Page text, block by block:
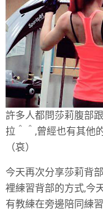
許多人都問莎莉腹部
拉＾＾,曾經也有其他
（哀）
今天再次分享莎莉背
裡練習背部的方式,今
有教練在旁邊陪同練